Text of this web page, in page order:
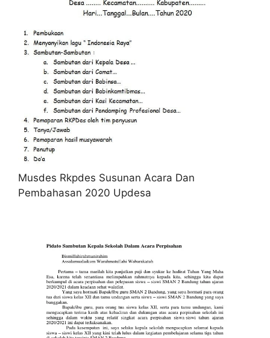
Musdes Rkpdes Susunan Acara Dan
Pembahasan 2020 Updesa